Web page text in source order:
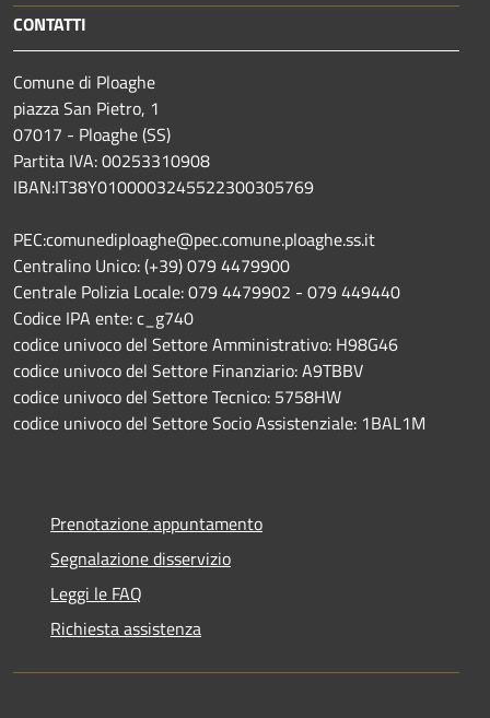
CONTATTI
Comune di Ploaghe
piazza San Pietro, 1
07017 - Ploaghe (SS)
Partita IVA: 00253310908
IBAN:IT38Y0100003245522300305769
PEC:comunediploaghe@pec.comune.ploaghe.ss.it
Centralino Unico: (+39) 079 4479900
Centrale Polizia Locale: 079 4479902 - 079 449440
Codice IPA ente: c_g740
codice univoco del Settore Amministrativo: H98G46
codice univoco del Settore Finanziario: A9TBBV
codice univoco del Settore Tecnico: 5758HW
codice univoco del Settore Socio Assistenziale: 1BAL1M
Prenotazione appuntamento
Segnalazione disservizio
Leggi le FAQ
Richiesta assistenza